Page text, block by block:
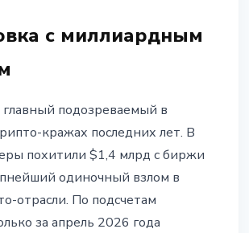
с миллиардным
главный подозреваемый в
кражах последних лет. В
похитили $1,4 млрд с биржи
одиночный взлом в
отрасли. По подсчетам
за апрель 2026 года